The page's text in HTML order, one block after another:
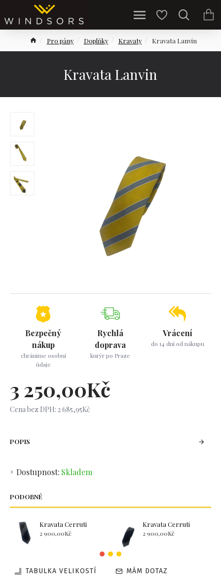
Pro pány Doplňky Kravaty Kravata Lanvin
Kravata Lanvin
Bezpečný
nákup
chránime osobní
údaje
Rychlá
doprava
kurýr po Praze
Vrácení
do 14 dní od nákupu
Dostupnost: Skladem
3 250,00Kč
Cena bez DPH: 2 685,95Kč
POPIS
PODOBNÉ
Kravata Cerruti
2 900,00Kč
Kravata Cerruti
2 900,00Kč
TABULKA VELIKOSTÍ MÁM DOTAZ